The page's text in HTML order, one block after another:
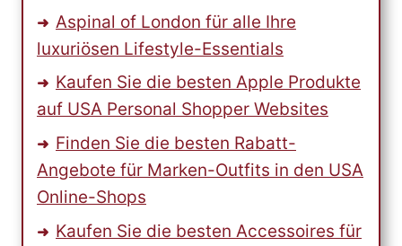
Aspinal of London für alle Ihre
luxuriösen Lifestyle-Essentials
Kaufen Sie die besten Apple Produkte
auf USA Personal Shopper Websites
Finden Sie die besten Rabatt-
Angebote für Marken-Outfits in den USA
Online-Shops
Kaufen Sie die besten Accessoires für